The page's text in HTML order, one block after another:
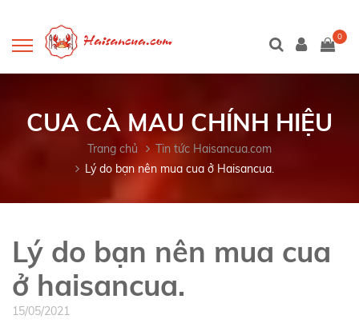
0
CUA CÀ MAU CHÍNH HIỆU
Trang chủ
Tin tức Haisancua.com
Lý do bạn nên mua cua ở Haisancua.
Lý do bạn nên mua cua
ở haisancua.
15/05/2021